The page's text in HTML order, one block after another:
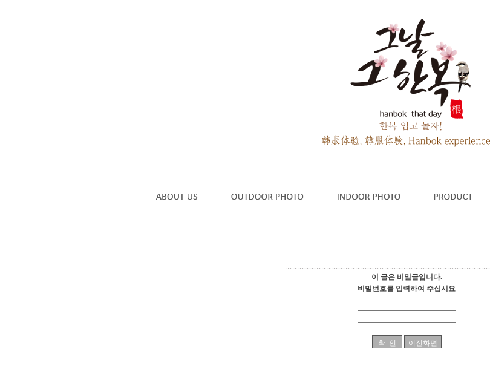
이 글은 비밀글입니다.
비밀번호를 입력하여 주십시요